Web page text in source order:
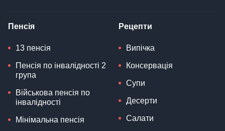
Пенсія
13 пенсія
Пенсія по інвалідності 2
група
Військова пенсія по
інвалідності
Мінімальна пенсія
Рецепти
Випічка
Консервація
Супи
Десерти
Салати